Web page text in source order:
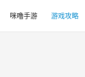
咪噜手游 游戏攻略